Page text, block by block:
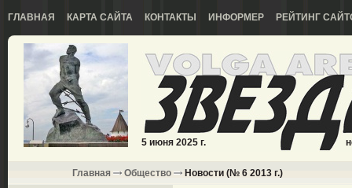
ГЛАВНАЯ КАРТА САЙТА КОНТАКТЫ ИНФОРМЕР РЕЙТИНГ
5 июня 2025 г.
Главная Общество Новости (№ 6 2013 г.)